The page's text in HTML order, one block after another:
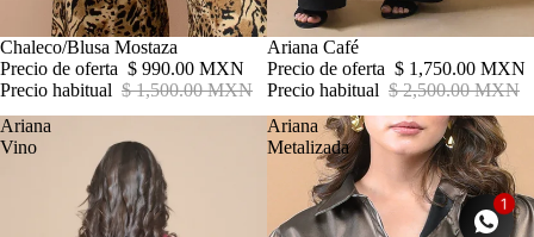
Oferta
Chaleco/Blusa Mostaza
Precio de oferta $ 990.00 MXN
Precio habitual $ 1,500.00 MXN
Oferta
Ariana Café
Precio de oferta $ 1,750.00 MXN
Precio habitual $ 2,500.00 MXN
Ariana
Vino
Ariana
Metalizada
1